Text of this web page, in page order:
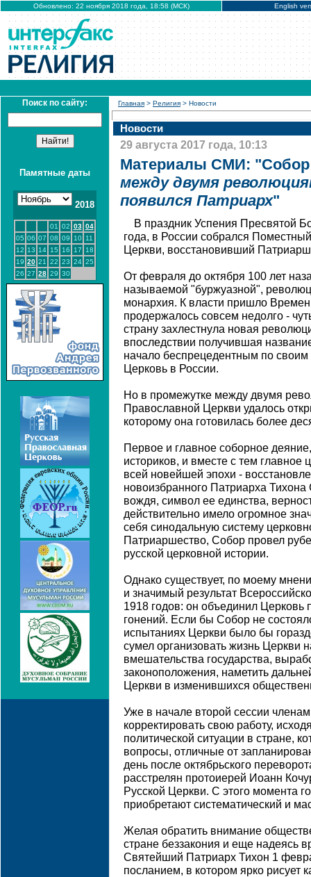
Обновлено: 22 ноября 2018 года, 18:58 (МСК) English
Поиск по сайту:
Памятные даты
2018
01 02 03 04
05 06 07 08 09 10
11
12 13 14 15 16 17
18
19 20 21 22 23 24 25
26 27 28 29 30
Главная > Религия > Новости
Новости
29 августа 2017 года, 10:13
Материалы СМИ: "Собор
между двумя
появился Патриарх"
В праздник Успения Пресвятой
года, в России собрался
Церкви, восстановивший
От февраля до октября 100 лет
называемой "буржуазной",
монархия. К власти пришло
продержалось совсем недолго -
страну захлестнула новая
впоследствии получившая
начало беспрецедентным по
Церковь в России.
Но в промежутке между двумя
Православной Церкви удалось
которому она готовилась более
Первое и главное соборное
историков, и вместе с тем главное
всей новейшей эпохи -
новоизбранного Патриарха
вождя, символ ее единства,
действительно имело огромное
себя синодальную систему
Патриаршество, Собор провел
русской церковной истории.
Однако существует, по моему
и значимый результат
1918 годов: он объединил
гонений. Если бы Собор не
испытаниях Церкви было бы
сумел организовать жизнь Церкви
вмешательства государства,
законоположения, наметить
Церкви в изменившихся
Уже в начале второй сессии
корректировать свою работу,
политической ситуации в стране,
вопросы, отличные от
день после октябрьского
расстрелян протоиерей Иоанн
Русской Церкви. С этого момента
приобретают систематический и
Желая обратить внимание
стране беззакония и еще надеясь
Святейший Патриарх Тихон 1
посланием, в котором ярко рисует